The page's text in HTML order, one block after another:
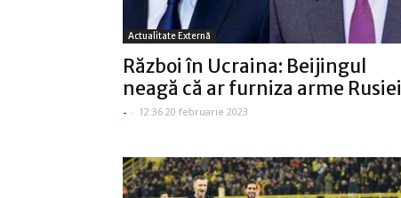
Actualitate Externă
Război în Ucraina: Beijingul
neagă că ar furniza arme Rusiei
- - 12:36 20 februarie 2023